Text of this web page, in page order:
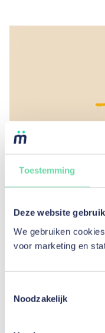
Toestemming
Deze website
We gebruiken
voor marketing en
Noodzakelijk
beleggers
Lees artikel